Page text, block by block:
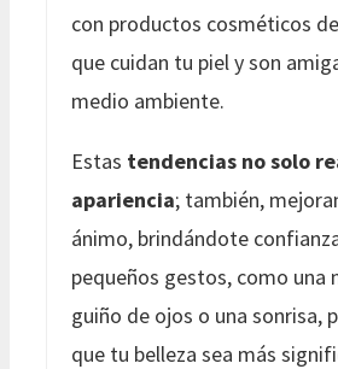
con productos cosméticos
que cuidan tu piel y son
medio ambiente.
Estas tendencias no solo
apariencia; también,
ánimo, brindándote
pequeños gestos, como una
guiño de ojos o una sonrisa,
que tu belleza sea más